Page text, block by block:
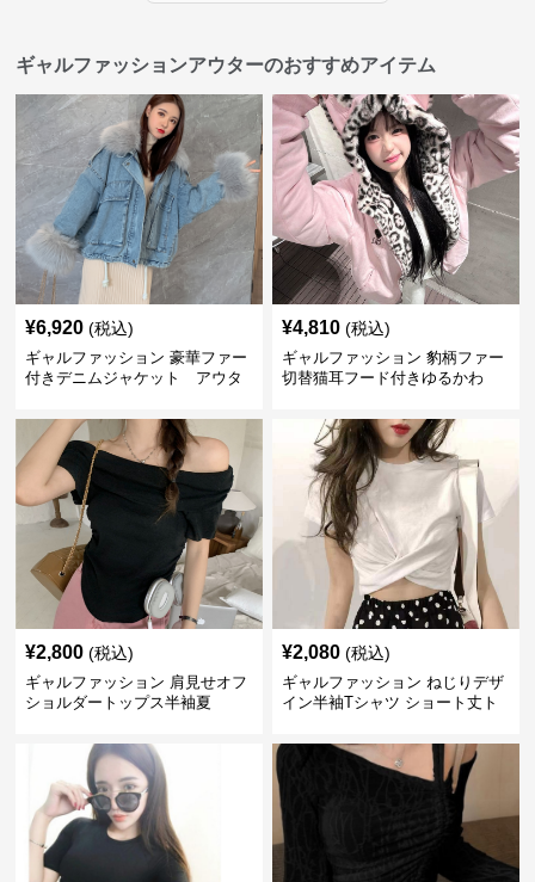
ギャルファッションアウターのおすすめアイテム
¥6,920 (税込)
ギャルファッション 豪華ファー
付きデニムジャケット アウタ
¥4,810 (税込)
ギャルファッション 豹柄ファー
切替猫耳フード付きゆるかわ
¥2,800 (税込)
ギャルファッション 肩見せオフ
ショルダートップス半袖夏
¥2,080 (税込)
ギャルファッション ねじりデザ
イン半袖Tシャツ ショート丈ト